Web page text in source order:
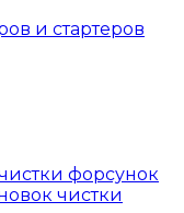
и стартеров
форсунок
чистки